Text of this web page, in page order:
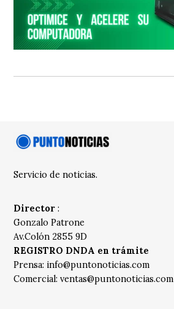
Servicio de noticias.
Director :
Gonzalo Patrone
Av.Colón 2855 9D
REGISTRO DNDA en trámite
Prensa: info@puntonoticias.com
Comercial:ventas@puntonoticias.com